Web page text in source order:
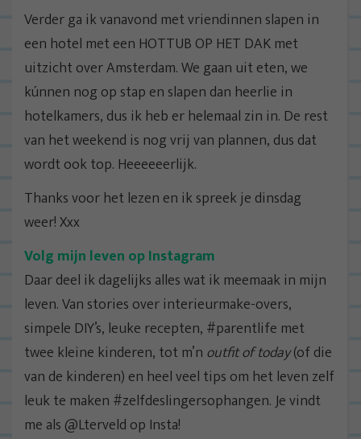
Verder ga ik vanavond met vriendinnen slapen in
een hotel met een HOTTUB OP HET DAK met
uitzicht over Amsterdam. We gaan uit eten, we
kúnnen nog op stap en slapen dan heerlie in
hotelkamers, dus ik heb er helemaal zin in. De rest
van het weekend is nog vrij van plannen, dus dat
wordt ook top. Heeeeeerlijk.
Thanks voor het lezen en ik spreek je dinsdag
weer! Xxx
Volg mijn leven op Instagram
Daar deel ik dagelijks alles wat ik meemaak in mijn
leven. Van stories over interieurmake-overs,
simpele DIY’s, leuke recepten, #parentlife met
twee kleine kinderen, tot m’n outfit of today(of die
van de kinderen) en heel veel tips om het leven zelf
leuk te maken #zelfdeslingersophangen. Je vindt
me als @Lterveld op Insta!